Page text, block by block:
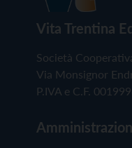
Vita Trentina
Società
Via Monsignor
P.IVA e C.F.